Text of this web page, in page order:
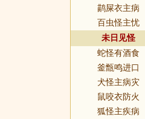
鹋屎衣主病
百虫怪主忧
未日见怪
蛇怪有酒食
釜甑鸣进口
犬怪主病灾
鼠咬衣防火
狐怪主疾病